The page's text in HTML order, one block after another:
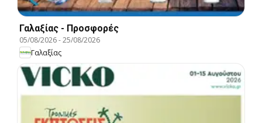
Γαλαξίας - Προσφορές
05/08/2026-25/08/2026
Γαλαξίας